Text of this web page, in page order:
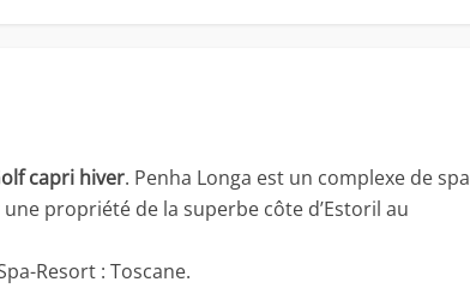
capri hiver. Penha Longa est un complexe de spa
propriété de la superbe côte d’Estoril au
Resort : Toscane.